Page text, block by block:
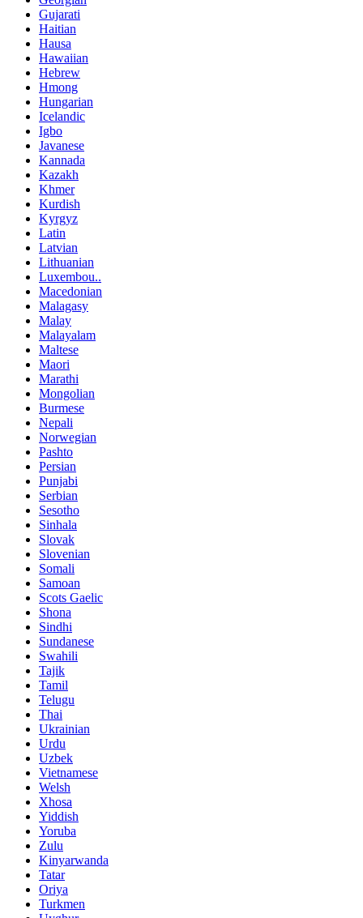
Gujarati
Haitian
Hausa
Hawaiian
Hebrew
Hmong
Hungarian
Icelandic
Igbo
Javanese
Kannada
Kazakh
Khmer
Kurdish
Kyrgyz
Latin
Latvian
Lithuanian
Luxembou..
Macedonian
Malagasy
Malay
Malayalam
Maltese
Maori
Marathi
Mongolian
Burmese
Nepali
Norwegian
Pashto
Persian
Punjabi
Serbian
Sesotho
Sinhala
Slovak
Slovenian
Somali
Samoan
Scots Gaelic
Shona
Sindhi
Sundanese
Swahili
Tajik
Tamil
Telugu
Thai
Ukrainian
Urdu
Uzbek
Vietnamese
Welsh
Xhosa
Yiddish
Yoruba
Zulu
Kinyarwanda
Tatar
Oriya
Turkmen